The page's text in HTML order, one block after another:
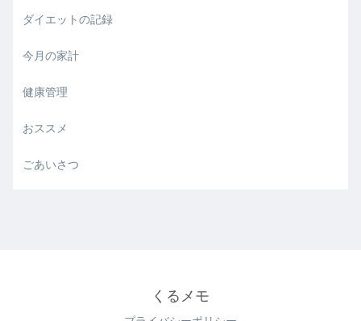
ダイエットの記録
今月の家計
健康管理
おススメ
ごあいさつ
くるメモ